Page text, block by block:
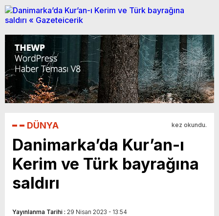
DÜNYA kez okundu.
Danimarka’da Kur’an-ı
Kerim ve Türk bayrağına
saldırı
Yayınlanma Tarihi : 29 Nisan 2023 - 13:54